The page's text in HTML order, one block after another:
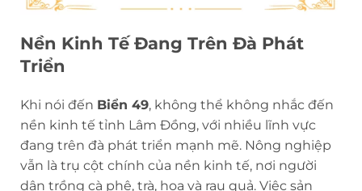
Nền Kinh Tế Đang Trên Đà Phát
Triển
Khi nói đến Biển 49, không thể không nhắc đến
nền kinh tế tỉnh Lâm Đồng, với nhiều lĩnh vực
đang trên đà phát triển mạnh mẽ. Nông nghiệp
vẫn là trụ cột chính của nền kinh tế, nơi người
dân trồng cà phê, trà, hoa và rau quả. Việc sản